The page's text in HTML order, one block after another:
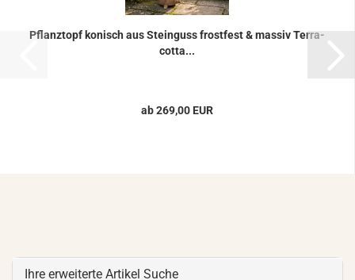
Pflanz­topf ko­nisch aus Stein­guss frost­fest & mas­siv Ter­ra­
cot­ta...
ab 269,00 EUR
Ihre erweiterte Artikel Suche